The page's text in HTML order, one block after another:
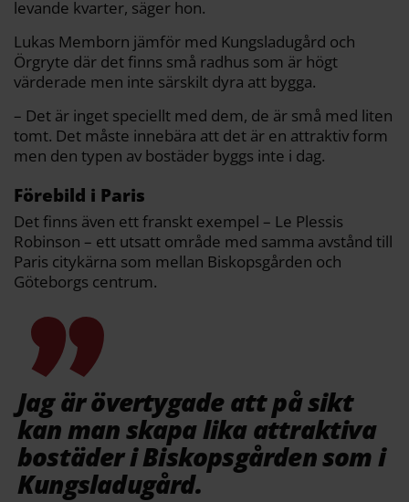
levande kvarter, säger hon.
Lukas Memborn jämför med Kungsladugård och
Örgryte där det finns små radhus som är högt
värderade men inte särskilt dyra att bygga.
– Det är inget speciellt med dem, de är små med liten
tomt. Det måste innebära att det är en attraktiv form
men den typen av bostäder byggs inte i dag.
Förebild i Paris
Det finns även ett franskt exempel – Le Plessis
Robinson – ett utsatt område med samma avstånd till
Paris citykärna som mellan Biskopsgården och
Göteborgs centrum.
Jag är övertygade att på sikt
kan man skapa lika attraktiva
bostäder i Biskopsgården som i
Kungsladugård.